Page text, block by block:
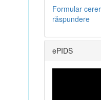
Formular
răspundere
ePIDS